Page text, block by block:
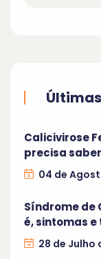
Calicivirose
precisa saber
04 de
Síndrome de
é, sintomas
28 de Julho